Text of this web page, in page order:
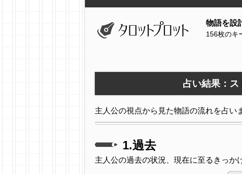
物語を設
156枚のキ
占い結果：ス
主人公の視点から見た物語の流れを占い
1.過去
主人公の過去の状況、現在に至るきっか